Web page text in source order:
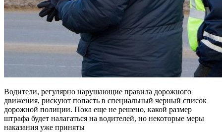
Водители, регулярно нарушающие правила дорожного
движения, рискуют попасть в специальный черный список
дорожной полиции. Пока еще не решено, какой размер
штрафа будет налагаться на водителей, но некоторые меры
наказания уже приняты